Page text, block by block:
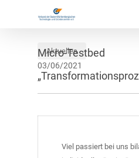
Aktuelles
03/06/2021
Micro-Testbed
Viel passiert bei uns